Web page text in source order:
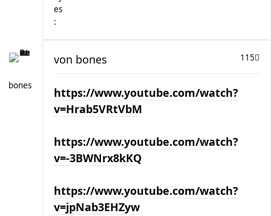
bones
115
von bones
https://www.youtube.com/watch?
v=Hrab5VRtVbM
https://www.youtube.com/watch?
v=-3BWNrx8kKQ
https://www.youtube.com/watch?
v=jpNab3EHZyw